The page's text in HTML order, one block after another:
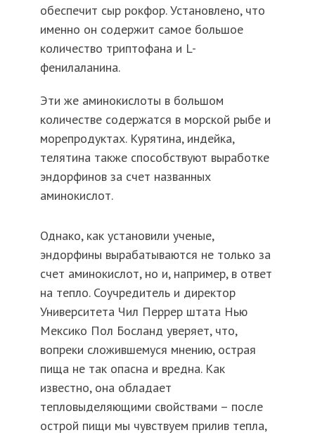
обеспечит сыр рокфор. Установлено, что
именно он содержит самое большое
количество триптофана и L-
фенилаланина.
Эти же аминокислоты в большом
количестве содержатся в морской рыбе и
морепродуктах. Курятина, индейка,
телятина также способствуют выработке
эндорфинов за счет названных
аминокислот.
Однако, как установили ученые,
эндорфины вырабатываются не только за
счет аминокислот, но и, например, в ответ
на тепло. Соучредитель и директор
Университета Чил Перрер штата Нью
Мексико Пол Босланд уверяет, что,
вопреки сложившемуся мнению, острая
пища не так опасна и вредна. Как
известно, она обладает
тепловыделяющими свойствами – после
острой пищи мы чувствуем прилив тепла,